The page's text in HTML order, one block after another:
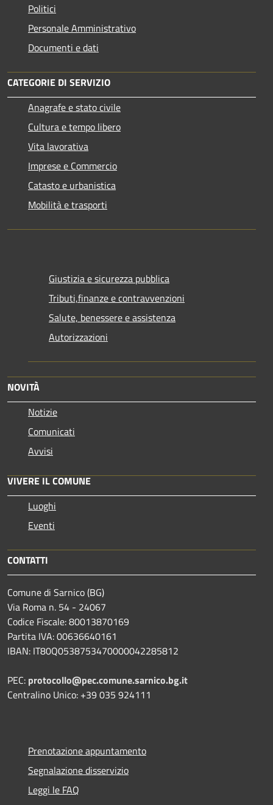
Politici
Personale Amministrativo
Documenti e dati
CATEGORIE DI SERVIZIO
Anagrafe e stato civile
Cultura e tempo libero
Vita lavorativa
Imprese e Commercio
Catasto e urbanistica
Mobilità e trasporti
Giustizia e sicurezza pubblica
Tributi,finanze e contravvenzioni
Salute, benessere e assistenza
Autorizzazioni
NOVITÀ
Notizie
Comunicati
Avvisi
VIVERE IL COMUNE
Luoghi
Eventi
CONTATTI
Comune di Sarnico (BG)
Via Roma n. 54 - 24067
Codice Fiscale: 80013870169
Partita IVA: 00636640161
IBAN: IT80Q0538753470000042285812
PEC: protocollo@pec.comune.sarnico.bg.it
Centralino Unico: +39 035 924111
Prenotazione appuntamento
Segnalazione disservizio
Leggi le FAQ